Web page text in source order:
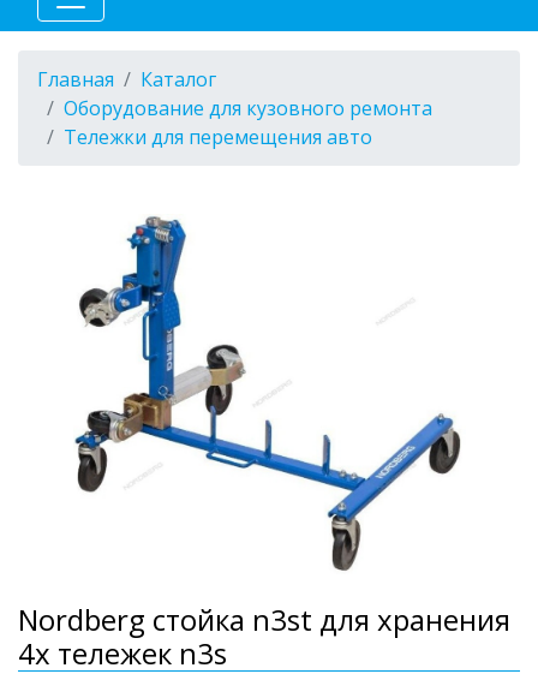
Главная
Каталог
Оборудование для кузовного ремонта
Тележки для перемещения авто
Nordberg стойка n3st для хранения
4х тележек n3s